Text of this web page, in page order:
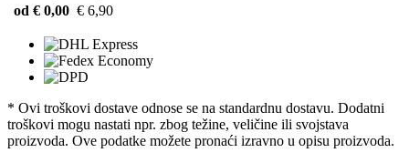
od € 0,00 € 6,90
* Ovi troškovi dostave odnose se na standardnu ​​dostavu. Dodatni
troškovi mogu nastati npr. zbog težine, veličine ili svojstava
proizvoda. Ove podatke možete pronaći izravno u opisu proizvoda.